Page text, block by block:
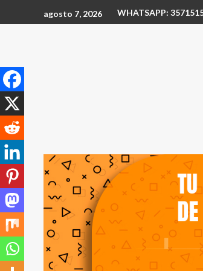
agosto 7, 2026 WHATSAPP: